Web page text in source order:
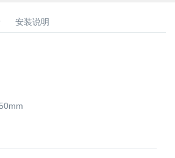
安装说明